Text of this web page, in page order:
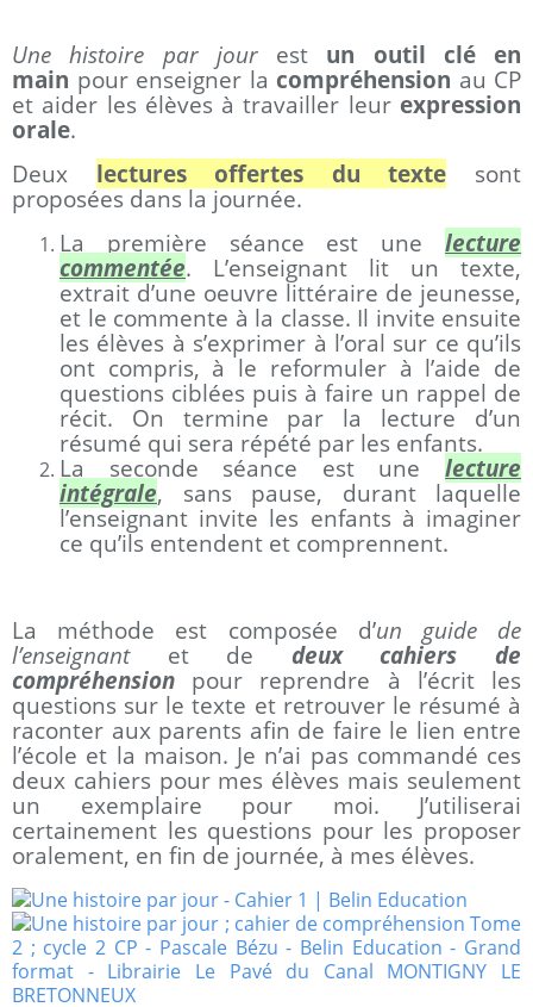
Une histoire par jourest un outil
clé en
main pour enseigner la compréhension au CP
et aider les élèves à travailler leur expression
orale.
Deux lectures offertes du texte sont
proposées dans la journée.
La première séance est une lecture
commentée. L’enseignant lit un texte,
extrait d’une oeuvre littéraire de jeunesse,
et le commente à la classe. Il invite ensuite
les élèves à s’exprimer à l’oral sur ce qu’ils
ont compris, à le reformuler à l’aide de
questions ciblées puis à faire un rappel de
récit. On termine par la lecture d’un
résumé qui sera répété par les enfants.
La seconde séance est une lecture
intégrale, sans pause, durant laquelle
l’enseignant invite les enfants à imaginer
ce qu’ils entendent et comprennent.
La méthode est composée d’un guide de
l’enseignantet de deux cahiers de
compréhension pour reprendre à l’écrit les
questions sur le texte et retrouver le résumé à
raconter aux parents afin de faire le lien entre
l’école et la maison. Je n’ai pas commandé ces
deux cahiers pour mes élèves mais seulement
un exemplaire pour moi. J’utiliserai
certainement les questions pour les proposer
oralement, en fin de journée, à mes élèves.